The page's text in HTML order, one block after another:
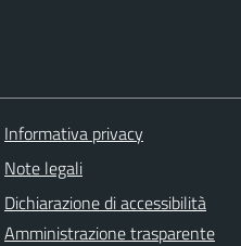
Informativa privacy
Note legali
Dichiarazione di accessibilità
Amministrazione trasparente